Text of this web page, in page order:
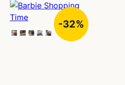
-32%